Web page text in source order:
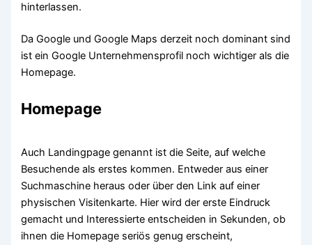
hinterlassen.
Da Google und Google Maps derzeit noch dominant sind
ist ein Google Unternehmensprofil noch wichtiger als die
Homepage.
Homepage
Auch Landingpage genannt ist die Seite, auf welche
Besuchende als erstes kommen. Entweder aus einer
Suchmaschine heraus oder über den Link auf einer
physischen Visitenkarte. Hier wird der erste Eindruck
gemacht und Interessierte entscheiden in Sekunden, ob
ihnen die Homepage seriös genug erscheint,